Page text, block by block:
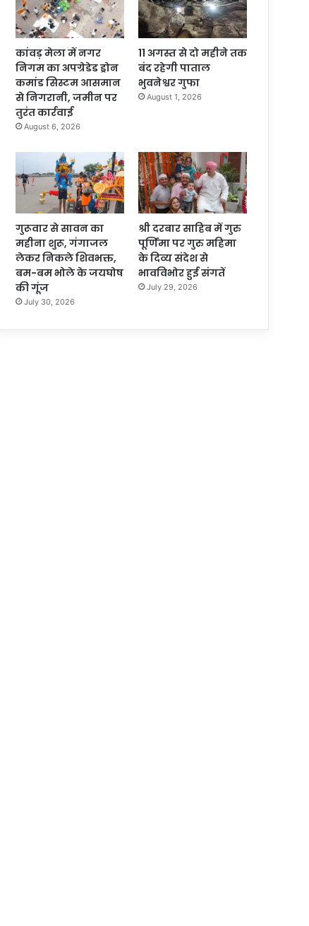
कांवड़ मेला में नगर
निगम का अपग्रेडेड ड्रोन
कमांड सिस्टम आसमान
से निगरानी, जमीन पर
तुरंत कार्रवाई
August 6, 2026
11 अगस्त से दो महीने तक
बंद रहेगी पाताल
भुवनेश्वर गुफा
August 1, 2026
गुरूवार से सावन का
महीना शुरू, गंगाजल
लेकर निकले शिवभक्त,
बम-बम भोले के जयघोष
की गूंज
July 30, 2026
श्री दरबार साहिब में गुरु
पूर्णिमा पर गुरु महिमा
के दिव्य संदेश से
भावविभोर हुई संगतें
July 29, 2026